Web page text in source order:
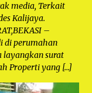
media, Terkait
Kalijaya.
–
di perumahan
layangkan surat
Properti yang […]